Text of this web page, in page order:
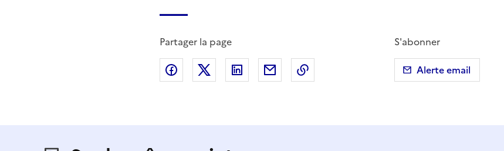
Partager la page
Partager sur Facebook
Partager sur X (anciennement Twitter)
Partager sur LinkedIn
Partager par emailCopier dans le presse-papier
S'abonner
Alerte email